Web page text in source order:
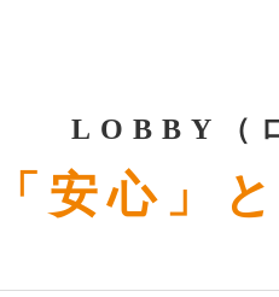
LOBBY（
「安心」